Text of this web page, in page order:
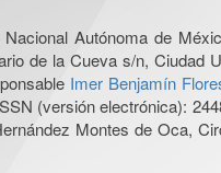
Autónoma de
de la Cueva s/n, Ciudad
Imer Benjamín
(versión electrónica):
Montes de Oca,